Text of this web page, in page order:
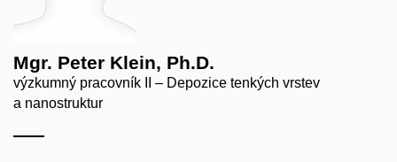
Mgr. Peter Klein, Ph.D.
výzkumný pracovník II – Depozice tenkých vrstev
a nanostruktur